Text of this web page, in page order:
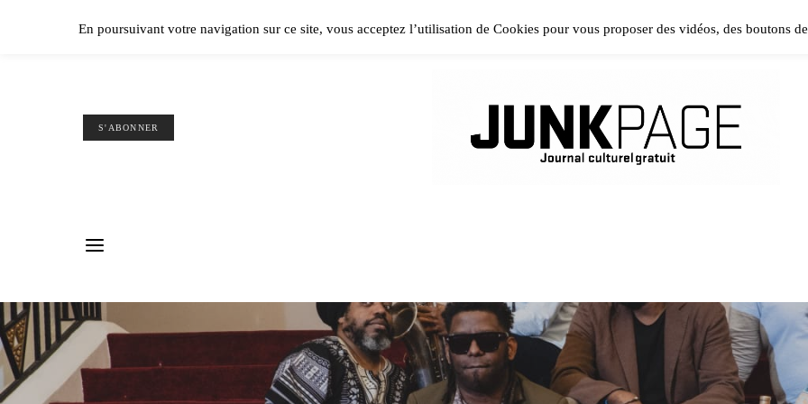
Please install and activate Powerkit plugin from Appearance →
S'ABONNER
En poursuivant votre navigation sur ce site, vous acceptez l’utilisation de Cookies pour vous proposer des vidéos, des boutons